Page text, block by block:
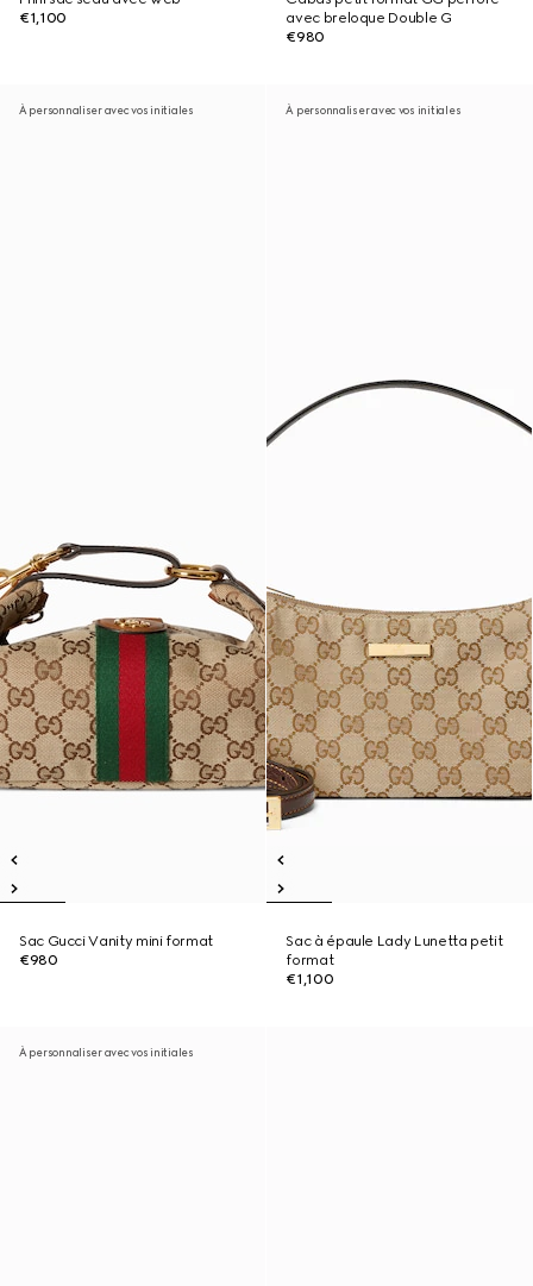
€1,100
avec breloque Double G
€980
À personnaliser avec vos initiales
Sac Gucci Vanity mini format
€980
À personnaliser avec vos initiales
Sac à épaule Lady Lunetta petit
format
€1,100
À personnaliser avec vos initiales